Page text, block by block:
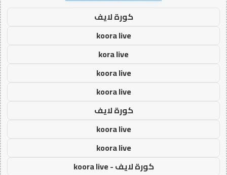
كورة لايف
koora live
kora live
koora live
koora live
كورة لايف
koora live
koora live
كورة لايف - koora live